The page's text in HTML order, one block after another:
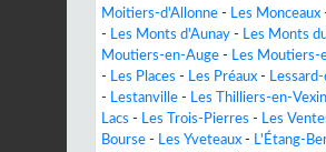
Moitiers-d'Allonne - Les Monceaux
- Les Monts d'Aunay - Les Monts
Moutiers-en-Auge - Les Moutiers-
- Les Places - Les Préaux -
- Lestanville - Les Thilliers-en-Vexin
Lacs - Les Trois-Pierres - Les
Bourse - Les Yveteaux - L'Étang-